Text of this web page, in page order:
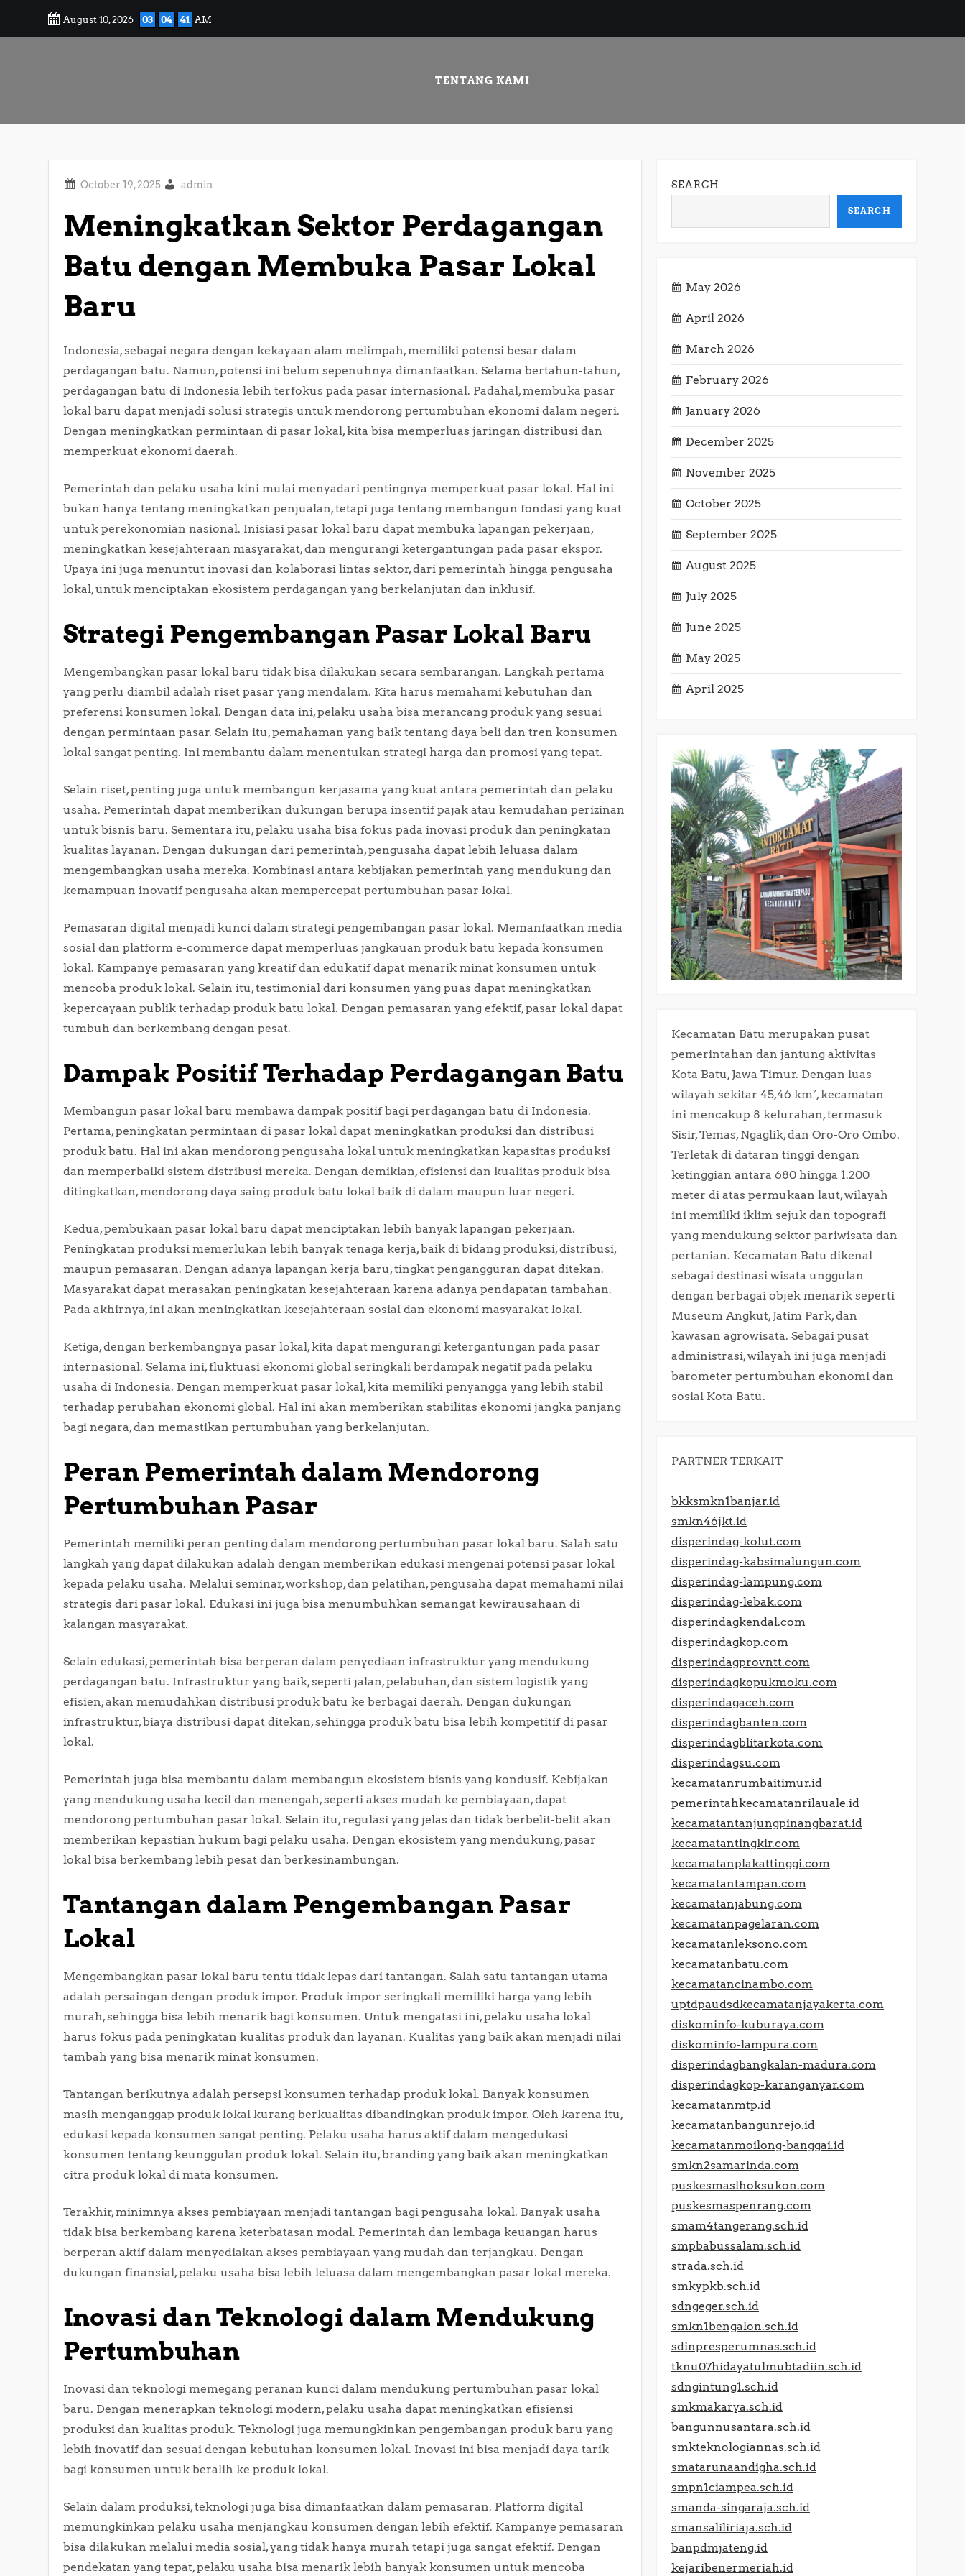
August 10, 2026 03 04 42 AM
TENTANG KAMI
admin
Meningkatkan Sektor Perdagangan
Batu dengan Membuka Pasar Lokal
Baru
Indonesia, sebagai negara dengan kekayaan alam melimpah, memiliki potensi besar dalam
perdagangan batu. Namun, potensi ini belum sepenuhnya dimanfaatkan. Selama bertahun-tahun,
perdagangan batu di Indonesia lebih terfokus pada pasar internasional. Padahal, membuka pasar
lokal baru dapat menjadi solusi strategis untuk mendorong pertumbuhan ekonomi dalam negeri.
Dengan meningkatkan permintaan di pasar lokal, kita bisa memperluas jaringan distribusi dan
memperkuat ekonomi daerah.
Pemerintah dan pelaku usaha kini mulai menyadari pentingnya memperkuat pasar lokal. Hal ini
bukan hanya tentang meningkatkan penjualan, tetapi juga tentang membangun fondasi yang kuat
untuk perekonomian nasional. Inisiasi pasar lokal baru dapat membuka lapangan pekerjaan,
meningkatkan kesejahteraan masyarakat, dan mengurangi ketergantungan pada pasar ekspor.
Upaya ini juga menuntut inovasi dan kolaborasi lintas sektor, dari pemerintah hingga pengusaha
lokal, untuk menciptakan ekosistem perdagangan yang berkelanjutan dan inklusif.
Strategi Pengembangan Pasar Lokal Baru
Mengembangkan pasar lokal baru tidak bisa dilakukan secara sembarangan. Langkah pertama
yang perlu diambil adalah riset pasar yang mendalam. Kita harus memahami kebutuhan dan
preferensi konsumen lokal. Dengan data ini, pelaku usaha bisa merancang produk yang sesuai
dengan permintaan pasar. Selain itu, pemahaman yang baik tentang daya beli dan tren konsumen
lokal sangat penting. Ini membantu dalam menentukan strategi harga dan promosi yang tepat.
Selain riset, penting juga untuk membangun kerjasama yang kuat antara pemerintah dan pelaku
usaha. Pemerintah dapat memberikan dukungan berupa insentif pajak atau kemudahan perizinan
untuk bisnis baru. Sementara itu, pelaku usaha bisa fokus pada inovasi produk dan peningkatan
kualitas layanan. Dengan dukungan dari pemerintah, pengusaha dapat lebih leluasa dalam
mengembangkan usaha mereka. Kombinasi antara kebijakan pemerintah yang mendukung dan
kemampuan inovatif pengusaha akan mempercepat pertumbuhan pasar lokal.
Pemasaran digital menjadi kunci dalam strategi pengembangan pasar lokal. Memanfaatkan media
sosial dan platform e-commerce dapat memperluas jangkauan produk batu kepada konsumen
lokal. Kampanye pemasaran yang kreatif dan edukatif dapat menarik minat konsumen untuk
mencoba produk lokal. Selain itu, testimonial dari konsumen yang puas dapat meningkatkan
kepercayaan publik terhadap produk batu lokal. Dengan pemasaran yang efektif, pasar lokal dapat
tumbuh dan berkembang dengan pesat.
Dampak Positif Terhadap Perdagangan Batu
Membangun pasar lokal baru membawa dampak positif bagi perdagangan batu di Indonesia.
Pertama, peningkatan permintaan di pasar lokal dapat meningkatkan produksi dan distribusi
produk batu. Hal ini akan mendorong pengusaha lokal untuk meningkatkan kapasitas produksi
dan memperbaiki sistem distribusi mereka. Dengan demikian, efisiensi dan kualitas produk bisa
ditingkatkan, mendorong daya saing produk batu lokal baik di dalam maupun luar negeri.
Kedua, pembukaan pasar lokal baru dapat menciptakan lebih banyak lapangan pekerjaan.
Peningkatan produksi memerlukan lebih banyak tenaga kerja, baik di bidang produksi, distribusi,
maupun pemasaran. Dengan adanya lapangan kerja baru, tingkat pengangguran dapat ditekan.
Masyarakat dapat merasakan peningkatan kesejahteraan karena adanya pendapatan tambahan.
Pada akhirnya, ini akan meningkatkan kesejahteraan sosial dan ekonomi masyarakat lokal.
Ketiga, dengan berkembangnya pasar lokal, kita dapat mengurangi ketergantungan pada pasar
internasional. Selama ini, fluktuasi ekonomi global seringkali berdampak negatif pada pelaku
usaha di Indonesia. Dengan memperkuat pasar lokal, kita memiliki penyangga yang lebih stabil
terhadap perubahan ekonomi global. Hal ini akan memberikan stabilitas ekonomi jangka panjang
bagi negara, dan memastikan pertumbuhan yang berkelanjutan.
Peran Pemerintah dalam Mendorong
Pertumbuhan Pasar
Pemerintah memiliki peran penting dalam mendorong pertumbuhan pasar lokal baru. Salah satu
langkah yang dapat dilakukan adalah dengan memberikan edukasi mengenai potensi pasar lokal
kepada pelaku usaha. Melalui seminar, workshop, dan pelatihan, pengusaha dapat memahami nilai
strategis dari pasar lokal. Edukasi ini juga bisa menumbuhkan semangat kewirausahaan di
kalangan masyarakat.
Selain edukasi, pemerintah bisa berperan dalam penyediaan infrastruktur yang mendukung
perdagangan batu. Infrastruktur yang baik, seperti jalan, pelabuhan, dan sistem logistik yang
efisien, akan memudahkan distribusi produk batu ke berbagai daerah. Dengan dukungan
infrastruktur, biaya distribusi dapat ditekan, sehingga produk batu bisa lebih kompetitif di pasar
lokal.
Pemerintah juga bisa membantu dalam membangun ekosistem bisnis yang kondusif. Kebijakan
yang mendukung usaha kecil dan menengah, seperti akses mudah ke pembiayaan, dapat
mendorong pertumbuhan pasar lokal. Selain itu, regulasi yang jelas dan tidak berbelit-belit akan
memberikan kepastian hukum bagi pelaku usaha. Dengan ekosistem yang mendukung, pasar
lokal bisa berkembang lebih pesat dan berkesinambungan.
Tantangan dalam Pengembangan Pasar
Lokal
Mengembangkan pasar lokal baru tentu tidak lepas dari tantangan. Salah satu tantangan utama
adalah persaingan dengan produk impor. Produk impor seringkali memiliki harga yang lebih
murah, sehingga bisa lebih menarik bagi konsumen. Untuk mengatasi ini, pelaku usaha lokal
harus fokus pada peningkatan kualitas produk dan layanan. Kualitas yang baik akan menjadi nilai
tambah yang bisa menarik minat konsumen.
Tantangan berikutnya adalah persepsi konsumen terhadap produk lokal. Banyak konsumen
masih menganggap produk lokal kurang berkualitas dibandingkan produk impor. Oleh karena itu,
edukasi kepada konsumen sangat penting. Pelaku usaha harus aktif dalam mengedukasi
konsumen tentang keunggulan produk lokal. Selain itu, branding yang baik akan meningkatkan
citra produk lokal di mata konsumen.
Terakhir, minimnya akses pembiayaan menjadi tantangan bagi pengusaha lokal. Banyak usaha
tidak bisa berkembang karena keterbatasan modal. Pemerintah dan lembaga keuangan harus
berperan aktif dalam menyediakan akses pembiayaan yang mudah dan terjangkau. Dengan
dukungan finansial, pelaku usaha bisa lebih leluasa dalam mengembangkan pasar lokal mereka.
Inovasi dan Teknologi dalam Mendukung
Pertumbuhan
Inovasi dan teknologi memegang peranan kunci dalam mendukung pertumbuhan pasar lokal
baru. Dengan menerapkan teknologi modern, pelaku usaha dapat meningkatkan efisiensi
produksi dan kualitas produk. Teknologi juga memungkinkan pengembangan produk baru yang
lebih inovatif dan sesuai dengan kebutuhan konsumen lokal. Inovasi ini bisa menjadi daya tarik
bagi konsumen untuk beralih ke produk lokal.
Selain dalam produksi, teknologi juga bisa dimanfaatkan dalam pemasaran. Platform digital
memungkinkan pelaku usaha menjangkau konsumen dengan lebih efektif. Kampanye pemasaran
bisa dilakukan melalui media sosial, yang tidak hanya murah tetapi juga sangat efektif. Dengan
pendekatan yang tepat, pelaku usaha bisa menarik lebih banyak konsumen untuk mencoba
SEARCH
SEARCH
May 2026
April 2026
March 2026
February 2026
January 2026
December 2025
November 2025
October 2025
September 2025
August 2025
July 2025
June 2025
May 2025
April 2025
Kecamatan Batu merupakan pusat
pemerintahan dan jantung aktivitas
Kota Batu, Jawa Timur. Dengan luas
wilayah sekitar 45,46 km², kecamatan
ini mencakup 8 kelurahan, termasuk
Sisir, Temas, Ngaglik, dan Oro-Oro Ombo.
Terletak di dataran tinggi dengan
ketinggian antara 680 hingga 1.200
meter di atas permukaan laut, wilayah
ini memiliki iklim sejuk dan topografi
yang mendukung sektor pariwisata dan
pertanian. Kecamatan Batu dikenal
sebagai destinasi wisata unggulan
dengan berbagai objek menarik seperti
Museum Angkut, Jatim Park, dan
kawasan agrowisata. Sebagai pusat
administrasi, wilayah ini juga menjadi
barometer pertumbuhan ekonomi dan
sosial Kota Batu.​
PARTNER TERKAIT
bkksmkn1banjar.id
smkn46jkt.id
disperindag-kolut.com
disperindag-kabsimalungun.com
disperindag-lampung.com
disperindag-lebak.com
disperindagkendal.com
disperindagkop.com
disperindagprovntt.com
disperindagkopukmoku.com
disperindagaceh.com
disperindagbanten.com
disperindagblitarkota.com
disperindagsu.com
kecamatanrumbaitimur.id
pemerintahkecamatanrilauale.id
kecamatantanjungpinangbarat.id
kecamatantingkir.com
kecamatanplakattinggi.com
kecamatantampan.com
kecamatanjabung.com
kecamatanpagelaran.com
kecamatanleksono.com
kecamatanbatu.com
kecamatancinambo.com
uptdpaudsdkecamatanjayakerta.com
diskominfo-kuburaya.com
diskominfo-lampura.com
disperindagbangkalan-madura.com
disperindagkop-karanganyar.com
kecamatanmtp.id
kecamatanbangunrejo.id
kecamatanmoilong-banggai.id
smkn2samarinda.com
puskesmaslhoksukon.com
puskesmaspenrang.com
smam4tangerang.sch.id
smpbabussalam.sch.id
strada.sch.id
smkypkb.sch.id
sdngeger.sch.id
smkn1bengalon.sch.id
sdinpresperumnas.sch.id
tknu07hidayatulmubtadiin.sch.id
sdngintung1.sch.id
smkmakarya.sch.id
bangunnusantara.sch.id
smkteknologiannas.sch.id
smatarunaandigha.sch.id
smpn1ciampea.sch.id
smanda-singaraja.sch.id
smansaliliriaja.sch.id
banpdmjateng.id
kejaribenermeriah.id